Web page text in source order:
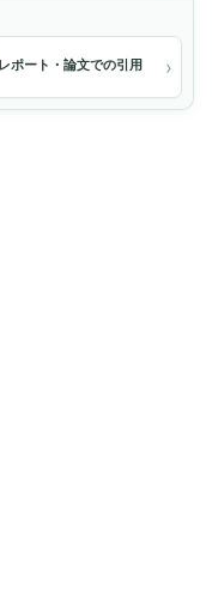
レポート・論文での引用 ›